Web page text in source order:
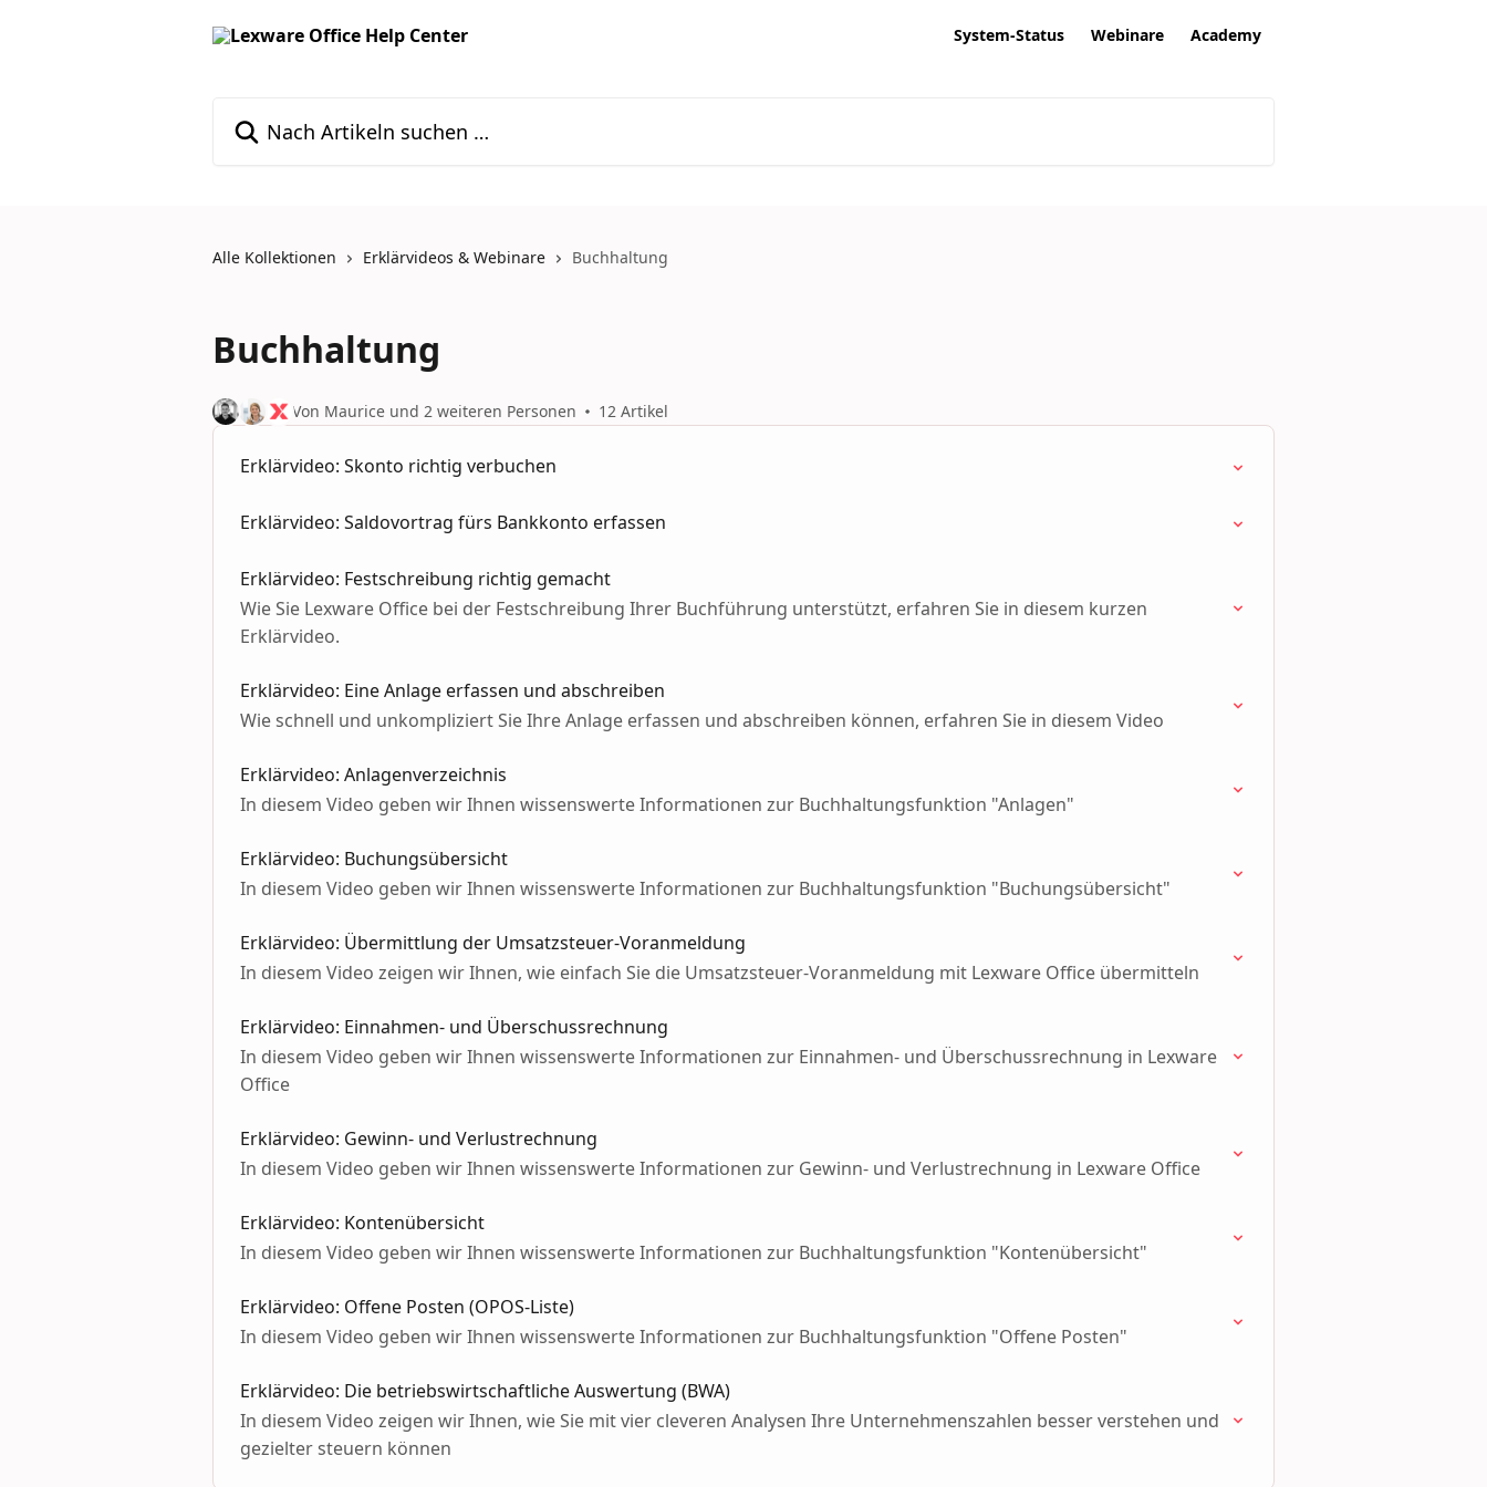
System-Status Webinare Academy
Alle Kollektionen Erklärvideos & Webinare Buchhaltung
Buchhaltung
Von Maurice und 2 weiteren Personen 12 Artikel
Erklärvideo: Skonto richtig verbuchen
Erklärvideo: Saldovortrag fürs Bankkonto erfassen
Erklärvideo: Festschreibung richtig gemacht
Wie Sie Lexware Office bei der Festschreibung Ihrer Buchführung unterstützt, erfahren Sie in diesem kurzen
Erklärvideo.
Erklärvideo: Eine Anlage erfassen und abschreiben
Wie schnell und unkompliziert Sie Ihre Anlage erfassen und abschreiben können, erfahren Sie in diesem Video
Erklärvideo: Anlagenverzeichnis
In diesem Video geben wir Ihnen wissenswerte Informationen zur Buchhaltungsfunktion "Anlagen"
Erklärvideo: Buchungsübersicht
In diesem Video geben wir Ihnen wissenswerte Informationen zur Buchhaltungsfunktion "Buchungsübersicht"
Erklärvideo: Übermittlung der Umsatzsteuer-Voranmeldung
In diesem Video zeigen wir Ihnen, wie einfach Sie die Umsatzsteuer-Voranmeldung mit Lexware Office übermitteln
Erklärvideo: Einnahmen- und Überschussrechnung
In diesem Video geben wir Ihnen wissenswerte Informationen zur Einnahmen- und Überschussrechnung in Lexware
Office
Erklärvideo: Gewinn- und Verlustrechnung
In diesem Video geben wir Ihnen wissenswerte Informationen zur Gewinn- und Verlustrechnung in Lexware Office
Erklärvideo: Kontenübersicht
In diesem Video geben wir Ihnen wissenswerte Informationen zur Buchhaltungsfunktion "Kontenübersicht"
Erklärvideo: Offene Posten (OPOS-Liste)
In diesem Video geben wir Ihnen wissenswerte Informationen zur Buchhaltungsfunktion "Offene Posten"
Erklärvideo: Die betriebswirtschaftliche Auswertung (BWA)
In diesem Video zeigen wir Ihnen, wie Sie mit vier cleveren Analysen Ihre Unternehmenszahlen besser verstehen und
gezielter steuern können